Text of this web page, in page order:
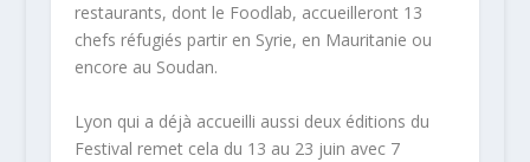
restaurants, dont le Foodlab, accueilleront 13
chefs réfugiés partir en Syrie, en Mauritanie ou
encore au Soudan.
Lyon qui a déjà accueilli aussi deux éditions du
Festival remet cela du 13 au 23 juin avec 7